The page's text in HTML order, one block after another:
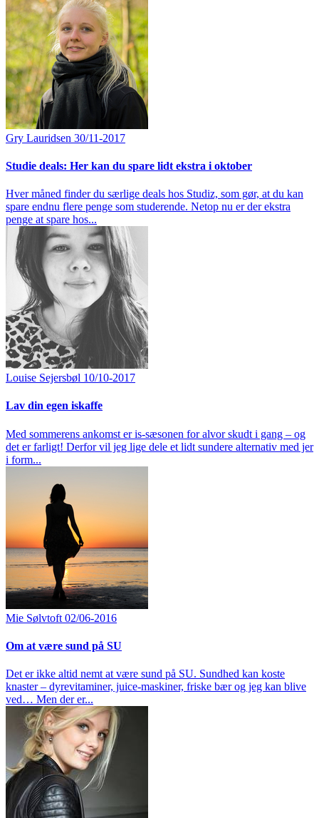
Gry Lauridsen 30/11-2017
Studie deals: Her kan du spare lidt ekstra i oktober
Hver måned finder du særlige deals hos Studiz, som gør, at du kan
spare endnu flere penge som studerende. Netop nu er der ekstra
penge at spare hos...
Louise Sejersbøl 10/10-2017
Lav din egen iskaffe
Med sommerens ankomst er is-sæsonen for alvor skudt i gang – og
det er farligt! Derfor vil jeg lige dele et lidt sundere alternativ med jer
i form...
Mie Sølvtoft 02/06-2016
Om at være sund på SU
Det er ikke altid nemt at være sund på SU. Sundhed kan koste
knaster – dyrevitaminer, juice-maskiner, friske bær og jeg kan blive
ved… Men der er...